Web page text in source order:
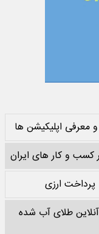
معرفی اپلیکیشن ها
کسب و کار های ایران
پرداخت ارزی
طلای آب شده